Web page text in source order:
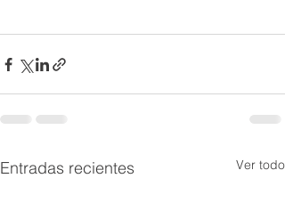
Entradas recientes Ver todo